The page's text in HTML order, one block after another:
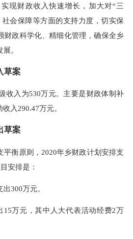
现财政收入快速增长，加大对“三
会保障等方面的支持力度，切实保
财政科学化、精细化管理，确保全乡
。
草案
入为530万元。主要是财政体制补
入290.47万元。
草案
衡原则，2020年乡财政计划安排支
安排是：
300万元。
万元，其中人大代表活动经费2万